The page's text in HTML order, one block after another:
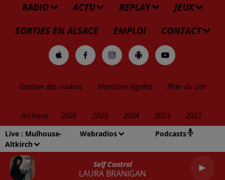
Live : Mulhouse-
Altkirch
Webradios Podcasts
Self Control
LAURA BRANIGAN
RADIO ACTU REPLAY
JEUX
SORTIES EN ALSACE
EMPLOI CONTACT
Gestion des cookies Mentions légales Plan du site
Archives 2026 2025 2024 2023 2022